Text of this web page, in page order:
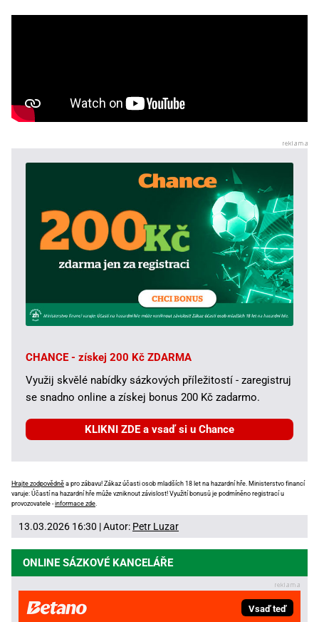
CHANCE - získej 200 Kč ZDARMA
Využij skvělé nabídky sázkových příležitostí - zaregistruj
se snadno online a získej bonus 200 Kč zadarmo.
KLIKNI ZDE a vsaď si u Chance
Hrajte zodpovědně a pro zábavu! Zákaz účasti osob mladších 18 let na hazardní hře. Ministerstvo financí
varuje: Účastí na hazardní hře může vzniknout závislost! Využití bonusů je podmíněno registrací u
provozovatele -informace zde.
13.03.2026 16:30 | Autor: Petr Luzar
ONLINE SÁZKOVÉ KANCELÁŘE
Vsaď teď